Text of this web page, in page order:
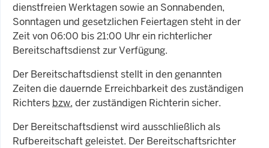
dienstfreien Werktagen sowie an Sonnabenden,
Sonntagen und gesetzlichen Feiertagen steht in der
Zeit von 06:00 bis 21:00 Uhr ein richterlicher
Bereitschaftsdienst zur Verfügung.
Der Bereitschaftsdienst stellt in den genannten
Zeiten die dauernde Erreichbarkeit des zuständigen
Richters bzw. der zuständigen Richterin sicher.
Der Bereitschaftsdienst wird ausschließlich als
Rufbereitschaft geleistet. Der Bereitschaftsrichter